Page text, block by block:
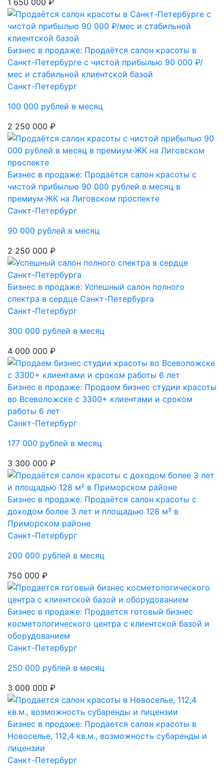
Бизнес в продаже: Продаётся салон красоты в
Санкт-Петербурге с чистой прибылью 90 000 ₽/
мес и стабильной клиентской базой
Санкт-Петербург
100 000 рублей в месяц
2 250 000 ₽
Бизнес в продаже: Продаётся салон красоты с
чистой прибылью 90 000 рублей в месяц в
премиум-ЖК на Лиговском проспекте
Санкт-Петербург
90 000 рублей в месяц
2 250 000 ₽
Бизнес в продаже: Успешный салон полного
спектра в сердце Санкт-Петербурга
Санкт-Петербург
300 000 рублей в месяц
4 000 000 ₽
Бизнес в продаже: Продаем бизнес студии красоты
во Всеволожске с 3300+ клиентами и сроком
работы 6 лет
Санкт-Петербург
177 000 рублей в месяц
3 300 000 ₽
Бизнес в продаже: Продаётся салон красоты с
доходом более 3 лет и площадью 128 м² в
Приморском районе
Санкт-Петербург
200 000 рублей в месяц
750 000 ₽
Бизнес в продаже: Продается готовый бизнес
косметологического центра с клиентской базой и
оборудованием
Санкт-Петербург
250 000 рублей в месяц
3 000 000 ₽
Бизнес в продаже: Продается салон красоты в
Новоселье, 112,4 кв.м., возможность субаренды и
лицензии
Санкт-Петербург